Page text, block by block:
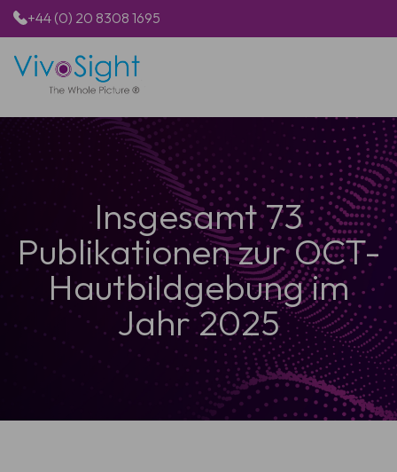
+44 (0) 20 8308 1695
STARTSEITE
PRODUKTE
ANWENDUNGEN
PATIENTEN
RESSOURCEN
ÜBER UNS
Insgesamt 73
Publikationen zur OCT-
Hautbildgebung im
Jahr 2025